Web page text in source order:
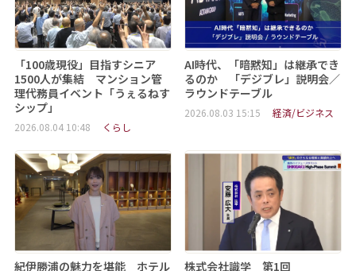
「100歳現役」目指すシニア
1500人が集結 マンション管
理代務員イベント「うぇるねす
シップ」
2026.08.04 10:48 くらし
AI時代、「暗黙知」は継承でき
るのか 「デジブレ」説明会／
ラウンドテーブル
2026.08.03 15:15 経済/ビジネス
紀伊勝浦の魅力を堪能 ホテル
株式会社識学 第1回